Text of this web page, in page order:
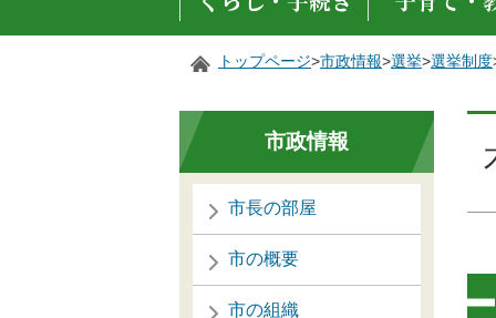
トップページ>市政情報>選挙>選挙制度
市政情報
市長の部屋
市の概要
市の組織